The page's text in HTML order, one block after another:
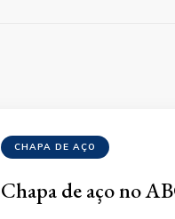
CHAPA DE AÇO
Chapa de aço no